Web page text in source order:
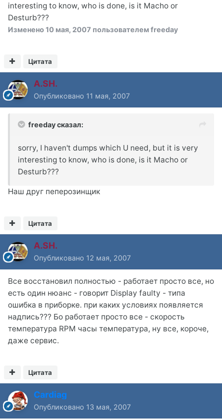
interesting to know, who is done, is it Macho or
Desturb???
Изменено 10 мая, 2007 пользователем freeday
Цитата
A.SH.
Опубликовано 11 мая, 2007
freeday сказал:
sorry, I haven't dumps which U need, but it is very
interesting to know, who is done, is it Macho or
Desturb???
Наш друг пеперозинщик
Цитата
A.SH.
Опубликовано 12 мая, 2007
Все восстановил полностью - работает просто все, но
есть один нюанс - говорит Display faulty - типа
ошибка в приборке. при каких условиях появляется
надпись??? Бо работает просто все - скорость
температура RPM часы температура, ну все, короче,
даже сервис.
Цитата
Cardiag
Опубликовано 13 мая, 2007